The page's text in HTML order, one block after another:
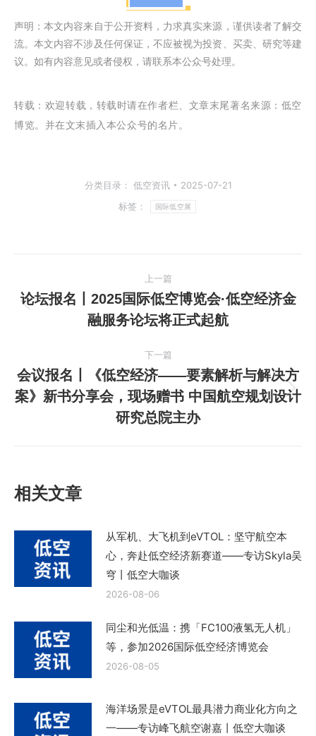
声明：本文内容来自于公开资料，力求真实来源，谨供读者了解交
流。本文内容不涉及任何保证，不应被视为投资、买卖、研究等建
议。如有内容意见或者侵权，请联系本公众号处理。
转载： 欢迎转载，转载时请在作者栏、文章末尾著名来源：低空
博览。并在文末插入本公众号的名片。
分类目录： 低空资讯
2025-07-21
标签：
国际低空展
章
航
上一篇
上
一
篇
文
章：
论坛报名丨2025国际低空博览会·低空经济金
融服务论坛将正式起航
下一篇
下
一
会议报名丨《低空经济——要素解析与解决方
案》新书分享会，现场赠书 中国航空规划设计
研究总院主办
相关文章
从军机、大飞机到eVTOL：坚守航空本
心，奔赴低空经济新赛道——专访Skyla吴
穹丨低空大咖谈
2026-08-06
同尘和光低温：携「FC100液氢无人机」
等，参加2026国际低空经济博览会
2026-08-05
海洋场景是eVTOL最具潜力商业化方向之
一——专访峰飞航空谢嘉丨低空大咖谈